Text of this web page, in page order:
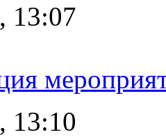
13:07
13:10